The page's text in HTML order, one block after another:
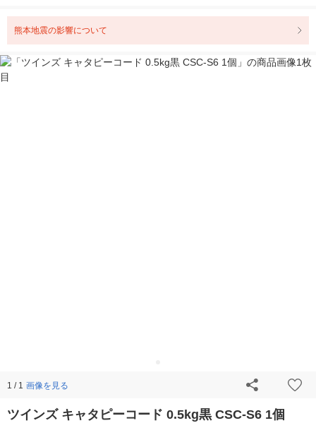
熊本地震の影響について
1 / 1 画像を見る
ツインズ キャタピーコード 0.5kg黒 CSC-S6 1個